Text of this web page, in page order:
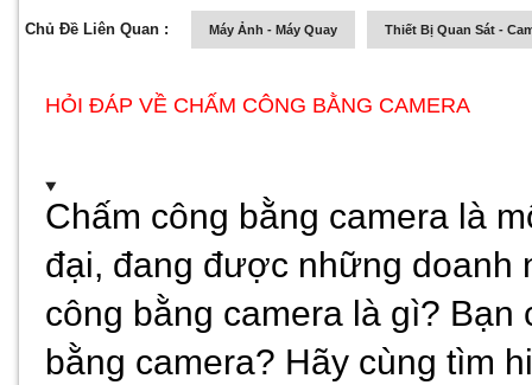
Chủ Đề Liên Quan : Máy Ảnh - Máy Quay Thiết Bị Quan Sát -
HỎI ĐÁP VỀ CHẤM CÔNG BẰNG CAMERA
Chấm công bằng camera là
đại, đang được những doanh
công bằng camera là gì? Bạn
bằng camera? Hãy cùng tìm